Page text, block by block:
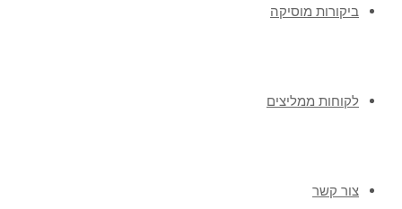
ביקורות מוסיקה
לקוחות ממליצים
צור קשר